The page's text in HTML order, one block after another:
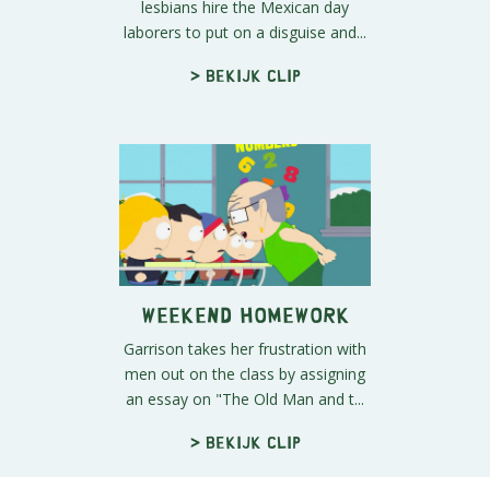
lesbians hire the Mexican day
laborers to put on a disguise and...
> Bekijk clip
Weekend Homework
Garrison takes her frustration with
men out on the class by assigning
an essay on "The Old Man and t...
> Bekijk clip